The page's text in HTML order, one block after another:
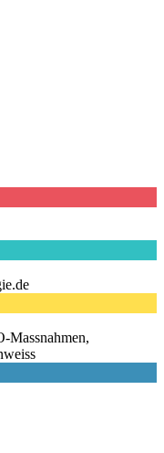
Massnahmen,